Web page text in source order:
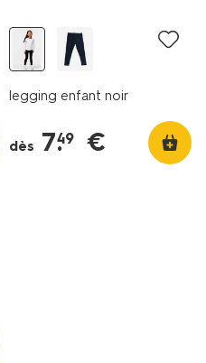
legging enfant noir
dès 7.
49 €